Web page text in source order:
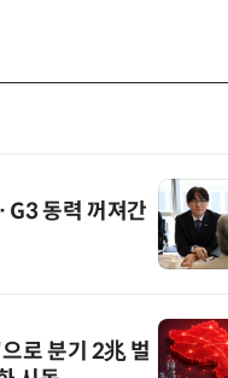
동력 꺼져간
로 분기 2兆 벌